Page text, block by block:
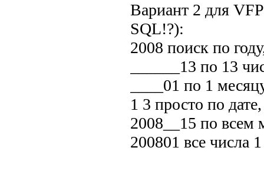
Вариант 2 для
SQL!?):
2008 поиск по
______13 по 13
____01 по 1
1 3 просто по
2008__15 по всем
200801 все числа